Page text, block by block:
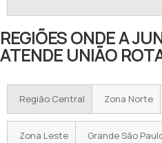
REGIÕES ONDE A
ATENDE UNIÃO
Região Central Zona Norte
Zona Leste Grande São